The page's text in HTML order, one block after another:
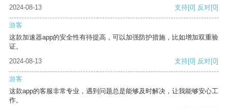
2024-08-13 支持[0] 反对[0]
游客
这款加速器app的安全性有待提高，可以加强防护措施，比如增加双重验
证。
2024-08-13
支持[0] 反对[0]
游客
这款app的客服非常专业，遇到问题总是能够及时解决，让我能够安心工
作。